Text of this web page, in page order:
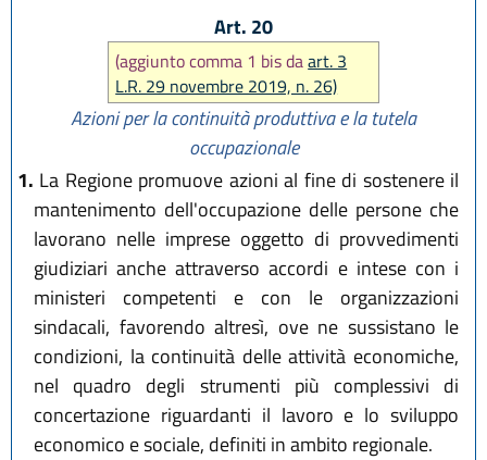
Art. 20
(aggiunto comma 1 bis daart. 3
L.R. 29 novembre 2019, n. 26)
Azioni per la continuità produttiva e la tutela
occupazionale
1. La Regione promuove azioni al fine di sostenere il
mantenimento dell'occupazione delle persone che
lavorano nelle imprese oggetto di provvedimenti
giudiziari anche attraverso accordi e intese con i
ministeri competenti e con le organizzazioni
sindacali, favorendo altresì, ove ne sussistano le
condizioni, la continuità delle attività economiche,
nel quadro degli strumenti più complessivi di
concertazione riguardanti il lavoro e lo sviluppo
economico e sociale, definiti in ambito regionale.